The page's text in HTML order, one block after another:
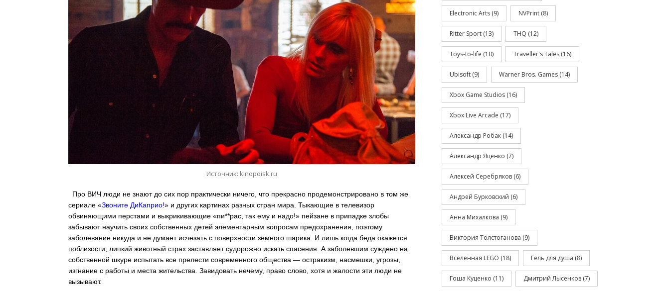
Источник: kinopoisk.ru
Про ВИЧ люди не знают до сих пор практически ничего, что прекрасно продемонстрировано в том же
сериале «Звоните ДиКаприо!» и других картинах разных стран мира. Тыкающие в телевизор
обвиняющими перстами и выкрикивающие «пи**рас, так ему и надо!» пейзане в припадке злобы
забывают научить своих собственных детей элементарным вопросам предохранения, поэтому
заболевание никуда и не думает исчезать с поверхности земного шарика. И лишь когда беда окажется
поблизости, липкий животный страх заставляет судорожно искать спасения. А заболевшим суждено на
собственной шкуре испытать все прелести современного общества — остракизм, насмешки, угрозы,
изгнание с работы и места жительства. Завидовать нечему, право слово, хотя и жалости эти люди не
вызывают.
Electronic Arts (9) NVPrint (8)
Ritter Sport (13) THQ (12)
Toys-to-life (10) Traveller's Tales (16)
Ubisoft (9) Warner Bros. Games (14)
Xbox Game Studios (16)
Xbox Live Arcade (17)
Александр Робак (14)
Александр Яценко (7)
Алексей Серебряков (6)
Андрей Бурковский (6)
Анна Михалкова (9)
Виктория Толстоганова (9)
Вселенная LEGO (18) Гель для душа (8)
Гоша Куценко (11) Дмитрий Лысенков (7)